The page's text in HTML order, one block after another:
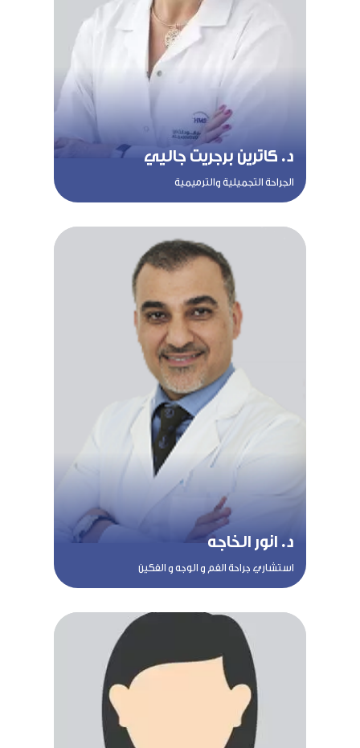
د. كاترين برجريت جاليي
الجراحة التجميلية والترميمية
د. انور الخاجه
استشاري جراحة الفم و الوجه و الفكين